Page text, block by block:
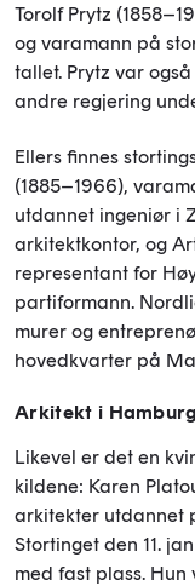
Torolf Prytz
og varamann på
tallet. Prytz var
andre regjering
Ellers finnes
(1885–1966),
utdannet ingeniør i
arkitektkontor, og
representant for
partiformann.
murer og
hovedkvarter på
Arkitekt i Hamburg
Likevel er det en
kildene: Karen
arkitekter utdannet
Stortinget den 11.
med fast plass. Hun